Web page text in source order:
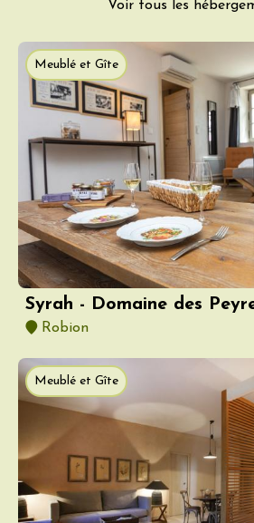
Voir tous les
Meublé et Gîte
Syrah - Domaine des
Robion
Meublé et Gîte